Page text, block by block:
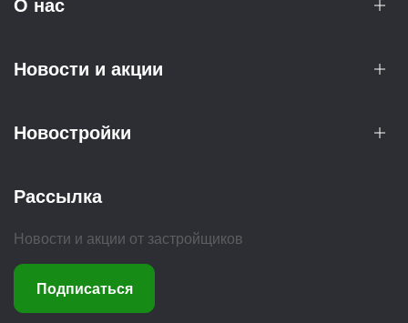
О нас
Новости и акции
Новостройки
Рассылка
Новости и акции от застройщиков
Подписаться